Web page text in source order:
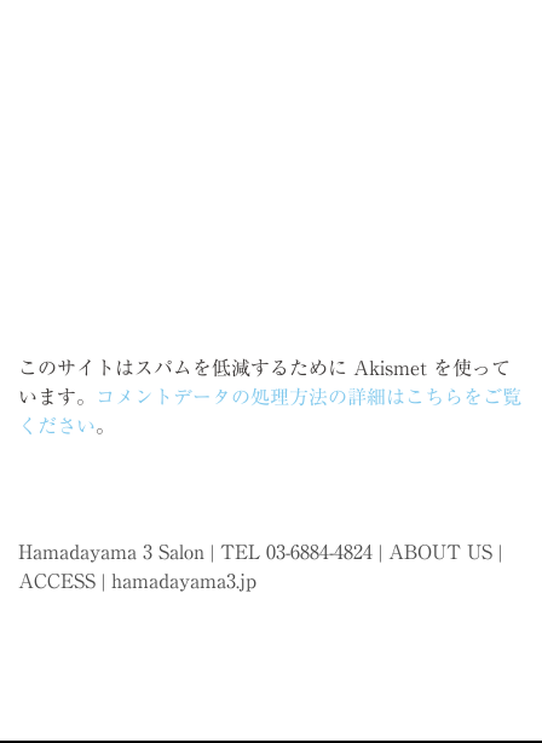
このサイトはスパムを低減するために Akismet を使って
います。
コメントデータの処理方法の詳細はこちらをご覧
ください。
Hamadayama 3 Salon | TEL 03-6884-4824 | ABOUT US |
ACCESS | hamadayama3.jp